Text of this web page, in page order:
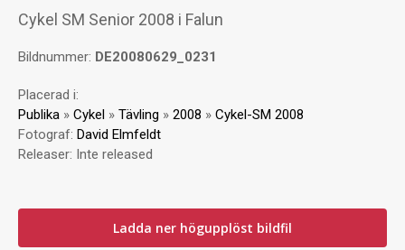
Cykel SM Senior 2008 i Falun
Bildnummer: DE20080629_0231
Placerad i:
Publika » Cykel » Tävling » 2008 » Cykel-SM 2008
Fotograf: David Elmfeldt
Releaser: Inte released
Ladda ner högupplöst bildfil